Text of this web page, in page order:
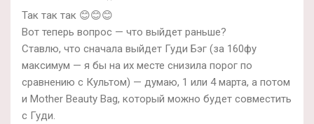
Так так так 😊😊😊
Вот теперь вопрос — что выйдет раньше?
Ставлю, что сначала выйдет Гуди Бэг (за 160фу
максимум — я бы на их месте снизила порог по
сравнению с Культом) — думаю, 1 или 4 марта, а потом
и Mother Beauty Bag, который можно будет совместить
с Гуди.